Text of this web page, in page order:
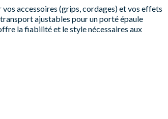
vos accessoires (grips, cordages) et vos effets
ajustables pour un porté épaule
la fiabilité et le style nécessaires aux